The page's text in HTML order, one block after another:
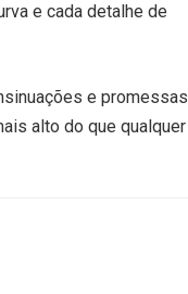
e cada detalhe de
e promessas
alto do que qualquer